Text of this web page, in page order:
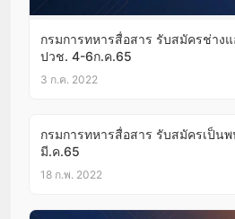
กรมการทหารสื่อสาร รับสมัครช่าง
ปวช. 4-6ก.ค.65
3 ก.ค. 2022
กรมการทหารสื่อสาร รับสมัครเป็น
มี.ค.65
18 ก.พ. 2022